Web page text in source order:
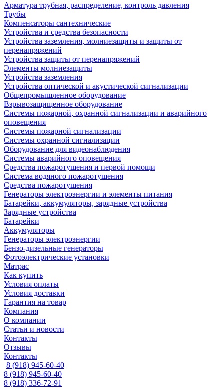
Арматура трубная, распределение, контроль давления
Трубы
Компенсаторы сантехнические
Устройства и средства безопасности
Устройства заземления, молниезащиты и защиты от
перенапряжений
Устройства защиты от перенапряжений
Элементы молниезащиты
Устройства заземления
Устройства оптической и акустической сигнализации
Общепромышленное оборудование
Взрывозащищенное оборудование
Системы пожарной, охранной сигнализации и аварийного
оповещения
Системы пожарной сигнализации
Системы охранной сигнализации
Оборудование для видеонаблюдения
Системы аварийного оповещения
Средства пожаротушения и первой помощи
Система водяного пожаротушения
Средства пожаротушения
Генераторы электроэнергии и элементы питания
Батарейки, аккумуляторы, зарядные устройства
Зарядные устройства
Батарейки
Аккумуляторы
Генераторы электроэнергии
Бензо-дизельные генераторы
Фотоэлектрические установки
Матрас
Как купить
Условия оплаты
Условия доставки
Гарантия на товар
Компания
О компании
Статьи и новости
Контакты
Отзывы
Контакты
8 (918) 945-60-40
8 (918) 945-60-40
8 (918) 336-72-91